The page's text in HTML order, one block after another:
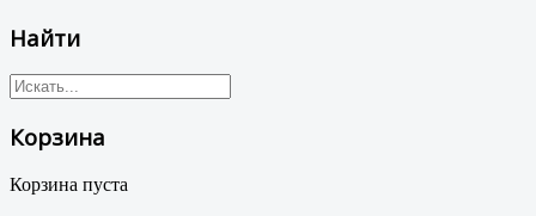
Найти
Корзина
Корзина пуста